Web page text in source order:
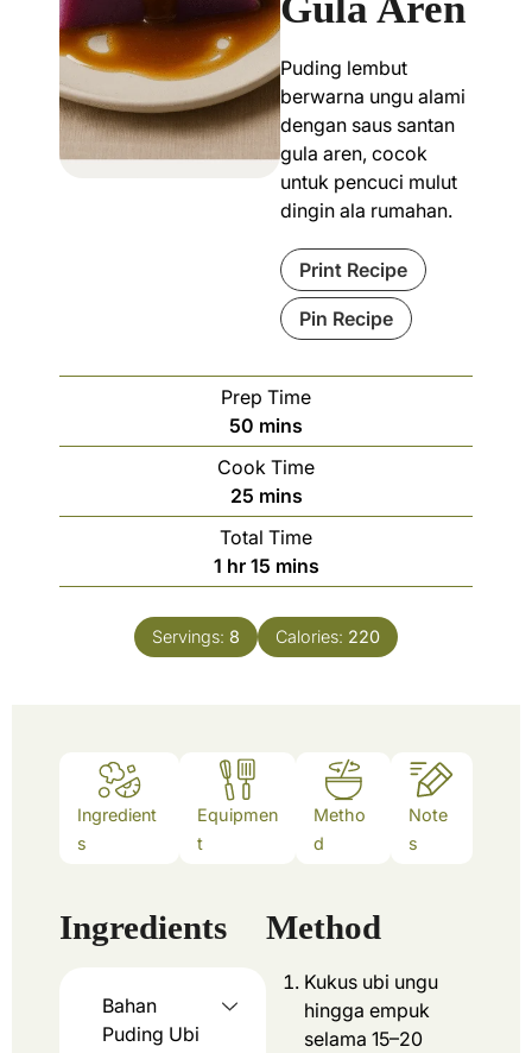
Puding lembut
berwarna ungu alami
dengan saus santan
gula aren, cocok
untuk pencuci mulut
dingin ala rumahan.
Print Recipe
Pin Recipe
Prep Time
50 minutes
mins
Cook Time
25minutes
mins
Total Time
1hour
hr 15minutes
mins
Servings: 8 Calories: 220
Ingredient
s
Equipmen
t
Metho
d
Note
s
Ingredients
Bahan
Puding Ubi
Method
Kukus ubi ungu
hingga empuk
selama 15–20